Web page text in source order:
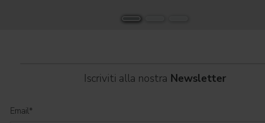
World Tour 2026 " e registrando il tutto esaurito
Iscriviti alla nostra Newsletter
Email*